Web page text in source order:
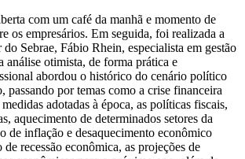
com um café da manhã e momento de
os empresários. Em seguida, foi realizada a
Sebrae, Fábio Rhein, especialista em gestão
análise otimista, de forma prática e
abordou o histórico do cenário político
passando por temas como a crise financeira
adotadas à época, as políticas fiscais,
aquecimento de determinados setores da
de inflação e desaquecimento econômico
recessão econômica, as projeções de